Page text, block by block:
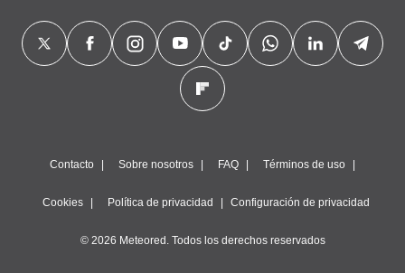
Contacto Sobre nosotros FAQ Términos de uso
Cookies Política de privacidad Configuración de privacidad
© 2026 Meteored. Todos los derechos reservados